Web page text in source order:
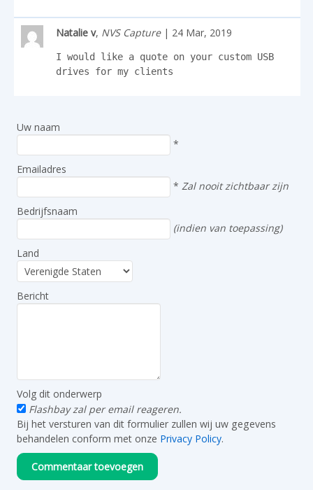
Natalie v, NVS Capture| 24 Mar, 2019
I would like a quote on your custom USB
drives for my clients
Uw naam
*
Emailadres
* Zal nooit zichtbaar zijn
Bedrijfsnaam
(indien van toepassing)
Land
Bericht
Volg dit onderwerp
Flashbay zal per email reageren.
Bij het versturen van dit formulier zullen wij uw gegevens
behandelen conform met onze Privacy Policy.